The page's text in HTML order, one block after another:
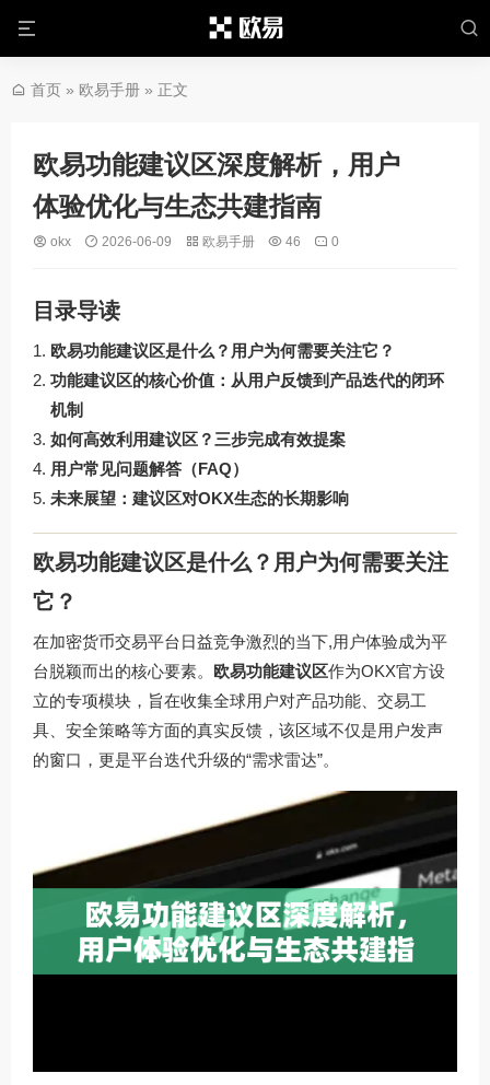
首页 » 欧易手册 » 正文
欧易功能建议区深度解析，用户
体验优化与生态共建指南
okx 2026-06-09 欧易手册 46 0
目录导读
欧易功能建议区是什么？用户为何需要关注它？
功能建议区的核心价值：从用户反馈到产品迭代的闭环
机制
如何高效利用建议区？三步完成有效提案
用户常见问题解答（FAQ）
未来展望：建议区对OKX生态的长期影响
欧易功能建议区是什么？用户为何需要关注
它？
在加密货币交易平台日益竞争激烈的当下,用户体验成为平
台脱颖而出的核心要素。 欧易功能建议区作为OKX官方设
立的专项模块，旨在收集全球用户对产品功能、交易工
具、安全策略等方面的真实反馈，该区域不仅是用户发声
的窗口，更是平台迭代升级的“需求雷达”。